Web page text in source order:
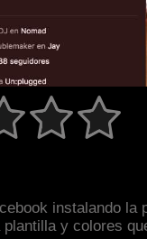
instalando
y colores